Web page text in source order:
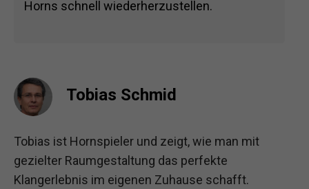
Horns schnell wiederherzustellen.
Tobias Schmid
Tobias ist Hornspieler und zeigt, wie man mit
gezielter Raumgestaltung das perfekte
Klangerlebnis im eigenen Zuhause schafft.